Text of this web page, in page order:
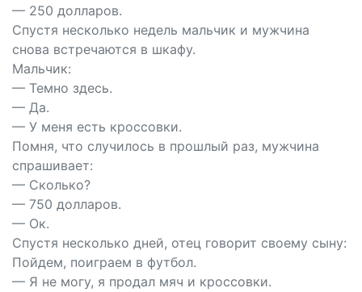
— 250 долларов.
Спустя несколько недель мальчик и мужчина
снова встречаются в шкафу.
Мальчик:
— Темно здесь.
— Да.
— У меня есть кроссовки.
Помня, что случилось в прошлый раз, мужчина
спрашивает:
— Сколько?
— 750 долларов.
— Ок.
Спустя несколько дней, отец говорит своему сыну:
Пойдем, поиграем в футбол.
— Я не могу, я продал мяч и кроссовки.